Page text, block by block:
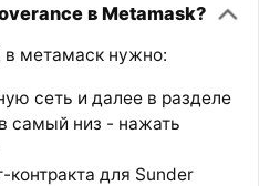
в Metamask?
в метамаск нужно:
сеть и далее в разделе
самый низ - нажать
контракта для Sunder